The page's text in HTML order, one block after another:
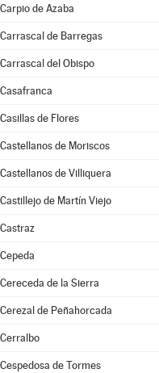
Carpio de Azaba
Carrascal de Barregas
Carrascal del Obispo
Casafranca
Casillas de Flores
Castellanos de Moriscos
Castellanos de Villiquera
Castillejo de Martín Viejo
Castraz
Cepeda
Cereceda de la Sierra
Cerezal de Peñahorcada
Cerralbo
Cespedosa de Tormes